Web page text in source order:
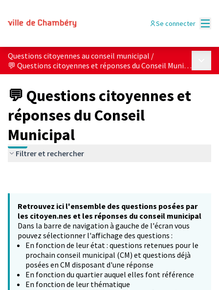
Se connecter
Questions citoyennes au conseil municipal /
💬 Questions citoyennes et réponses du Conseil Municipal
💬 Questions citoyennes et
réponses du Conseil
Municipal
Filtrer et rechercher
Retrouvez ici l'ensemble des questions posées par
les citoyen.nes et les réponses du conseil municipal
Dans la barre de navigation à gauche de l'écran vous
pouvez sélectionner l'affichage des questions :
En fonction de leur état : questions retenues pour le
prochain conseil municipal (CM) et questions déjà
posées en CM disposant d'une réponse
En fonction du quartier auquel elles font référence
En fonction de leur thématique